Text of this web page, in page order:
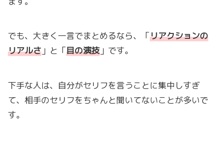
でも、大きく一言でまとめるなら、「リアクションの
リアルさ 」と「目の演技 」です。
下手な人は、自分がセリフを言うことに集中しすぎ
て、相手のセリフをちゃんと聞いてないことが多いで
す。